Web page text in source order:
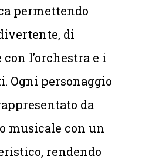
permettendo
di
l’orchestra e i
Ogni personaggio
da
musicale con un
rendendo